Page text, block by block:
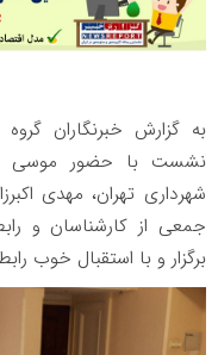
به گزارش خبرنگاران
نشست با حضور موسی
شهرداری تهران، مهدی
برگزار و با استقبال خوب